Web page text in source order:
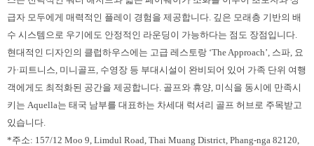
급자 모두에게 매력적인 플레이 경험을 제공합니다. 깊은 모래층 기반의 배
수 시스템으로 우기에도 안정적인 라운딩이 가능하다는 점도 장점입니다.
현대적인 디자인의 클럽하우스에는 고급 레스토랑 ‘The Approach’, 스파, 요
가·피트니스, 미니골프, 수영장 등 부대시설이 완비되어 있어 가족 단위 여행
객에게도 최적화된 공간을 제공합니다. 골프와 휴양, 미식을 동시에 만족시
키는 Aquella는 태국 남부를 대표하는 차세대 럭셔리 골프 허브로 주목받고
있습니다.
*주소: 157/12 Moo 9, Limdul Road, Thai Muang District, Phang-nga 82120,